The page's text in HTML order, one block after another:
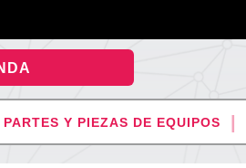
PARTES Y PIEZAS DE EQUIPOS